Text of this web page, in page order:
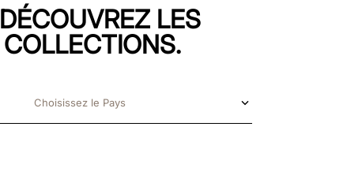
LES
Choisissez le Pays